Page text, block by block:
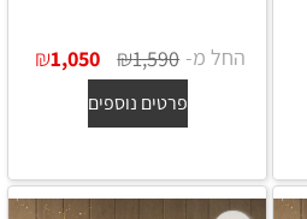
החל מ- ₪1,590
₪1,050
פרטים נוספים